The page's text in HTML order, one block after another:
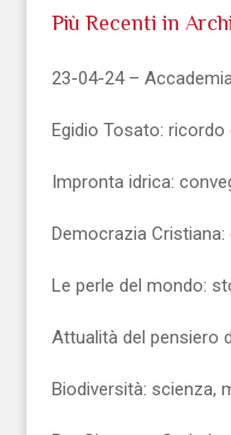
Più Recenti in
23-04-24 –
Egidio Tosato:
Impronta idrica:
Democrazia Cristiana:
Le perle del mondo:
Attualità del pensiero
Biodiversità: scienza,